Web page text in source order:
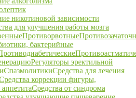
никотиновой зависимости
для улучшения работы мозга
Противорвотные
бактерийные
Регуляторы эректильной
СпазмолитикиСредства для лечения
коррекции фигуры,
Средства от синдрома